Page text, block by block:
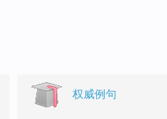
权威例句